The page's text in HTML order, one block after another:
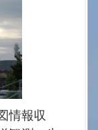
情報収